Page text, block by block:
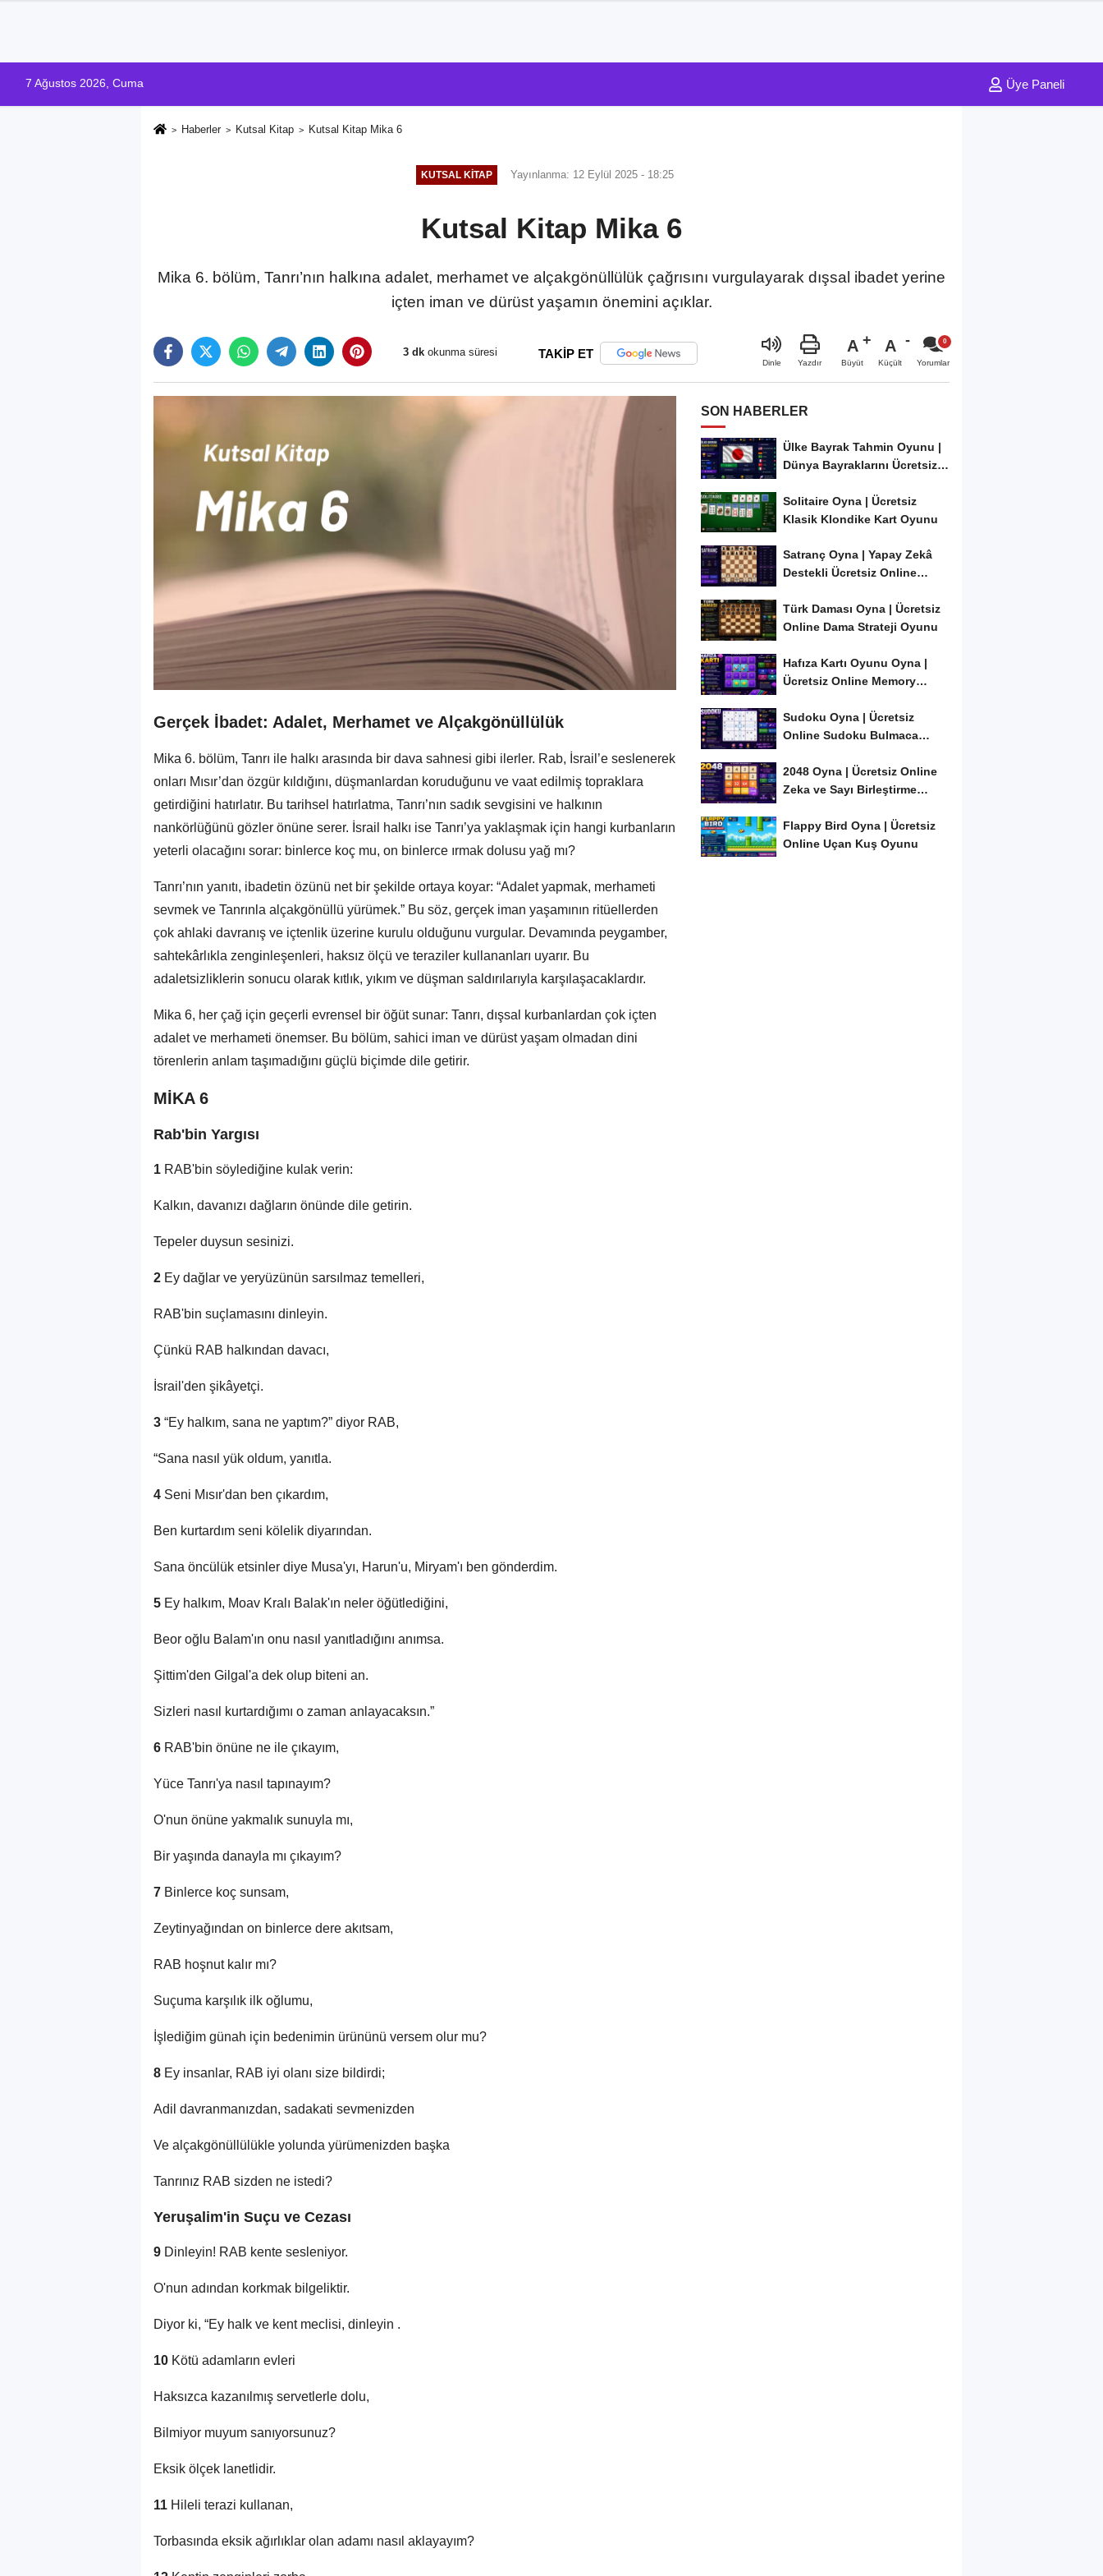
7 Ağustos 2026, Cuma Üye Paneli
Haberler Kutsal Kitap Kutsal Kitap Mika 6
KUTSAL KITAP Yayınlanma: 12 Eylül 2025 - 18:25
Kutsal Kitap Mika 6
Mika 6. bölüm, Tanrı’nın halkına adalet, merhamet ve alçakgönüllülük çağrısını vurgulayarak dışsal ibadet yerine
içten iman ve dürüst yaşamın önemini açıklar.
3 dk okunma süresi TAKİP ET
Dinle Yazdır
A
Büyüt
A
Küçült Yorumlar
Gerçek İbadet: Adalet, Merhamet ve Alçakgönüllülük
Mika 6. bölüm, Tanrı ile halkı arasında bir dava sahnesi gibi ilerler. Rab, İsrail’e seslenerek
onları Mısır’dan özgür kıldığını, düşmanlardan koruduğunu ve vaat edilmiş topraklara
getirdiğini hatırlatır. Bu tarihsel hatırlatma, Tanrı’nın sadık sevgisini ve halkının
nankörlüğünü gözler önüne serer. İsrail halkı ise Tanrı’ya yaklaşmak için hangi kurbanların
yeterli olacağını sorar: binlerce koç mu, on binlerce ırmak dolusu yağ mı?
Tanrı’nın yanıtı, ibadetin özünü net bir şekilde ortaya koyar: “Adalet yapmak, merhameti
sevmek ve Tanrınla alçakgönüllü yürümek.” Bu söz, gerçek iman yaşamının ritüellerden
çok ahlaki davranış ve içtenlik üzerine kurulu olduğunu vurgular. Devamında peygamber,
sahtekârlıkla zenginleşenleri, haksız ölçü ve teraziler kullananları uyarır. Bu
adaletsizliklerin sonucu olarak kıtlık, yıkım ve düşman saldırılarıyla karşılaşacaklardır.
Mika 6, her çağ için geçerli evrensel bir öğüt sunar: Tanrı, dışsal kurbanlardan çok içten
adalet ve merhameti önemser. Bu bölüm, sahici iman ve dürüst yaşam olmadan dini
törenlerin anlam taşımadığını güçlü biçimde dile getirir.
MİKA 6
Rab'bin Yargısı
1 RAB'bin söylediğine kulak verin:
Kalkın, davanızı dağların önünde dile getirin.
Tepeler duysun sesinizi.
2 Ey dağlar ve yeryüzünün sarsılmaz temelleri,
RAB'bin suçlamasını dinleyin.
Çünkü RAB halkından davacı,
İsrail'den şikâyetçi.
3 “Ey halkım, sana ne yaptım?” diyor RAB,
“Sana nasıl yük oldum, yanıtla.
4 Seni Mısır'dan ben çıkardım,
Ben kurtardım seni kölelik diyarından.
Sana öncülük etsinler diye Musa'yı, Harun'u, Miryam'ı ben gönderdim.
5 Ey halkım, Moav Kralı Balak'ın neler öğütlediğini,
Beor oğlu Balam'ın onu nasıl yanıtladığını anımsa.
Şittim'den Gilgal'a dek olup biteni an.
Sizleri nasıl kurtardığımı o zaman anlayacaksın.”
6 RAB'bin önüne ne ile çıkayım,
Yüce Tanrı'ya nasıl tapınayım?
O'nun önüne yakmalık sunuyla mı,
Bir yaşında danayla mı çıkayım?
7 Binlerce koç sunsam,
Zeytinyağından on binlerce dere akıtsam,
RAB hoşnut kalır mı?
Suçuma karşılık ilk oğlumu,
İşlediğim günah için bedenimin ürününü versem olur mu?
8 Ey insanlar, RAB iyi olanı size bildirdi;
Adil davranmanızdan, sadakati sevmenizden
Ve alçakgönüllülükle yolunda yürümenizden başka
Tanrınız RAB sizden ne istedi?
Yeruşalim'in Suçu ve Cezası
9 Dinleyin! RAB kente sesleniyor.
O'nun adından korkmak bilgeliktir.
Diyor ki, “Ey halk ve kent meclisi, dinleyin .
10 Kötü adamların evleri
Haksızca kazanılmış servetlerle dolu,
Bilmiyor muyum sanıyorsunuz?
Eksik ölçek lanetlidir.
11 Hileli terazi kullanan,
Torbasında eksik ağırlıklar olan adamı nasıl aklayayım?
SON HABERLER
Ülke Bayrak Tahmin Oyunu |
Dünya Bayraklarını Ücretsiz
Solitaire Oyna | Ücretsiz
Klasik Klondike Kart Oyunu
Satranç Oyna | Yapay Zekâ
Destekli Ücretsiz Online
Türk Daması Oyna | Ücretsiz
Online Dama Strateji Oyunu
Hafıza Kartı Oyunu Oyna |
Ücretsiz Online Memory
Sudoku Oyna | Ücretsiz
Online Sudoku Bulmaca
2048 Oyna | Ücretsiz Online
Zeka ve Sayı Birleştirme
Flappy Bird Oyna | Ücretsiz
Online Uçan Kuş Oyunu